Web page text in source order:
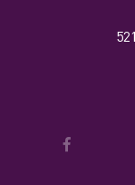
Klik